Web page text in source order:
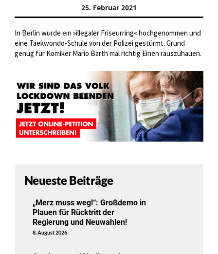
25. Februar 2021
In Berlin wurde ein »illegaler Friseurring« hochgenommen und
eine Taekwondo-Schule von der Polizei gestürmt. Grund
genug für Komiker Mario Barth mal richtig Einen rauszuhauen.
Neueste Beiträge
„Merz muss weg!“: Großdemo in
Plauen für Rücktritt der
Regierung und Neuwahlen!
8. August 2026